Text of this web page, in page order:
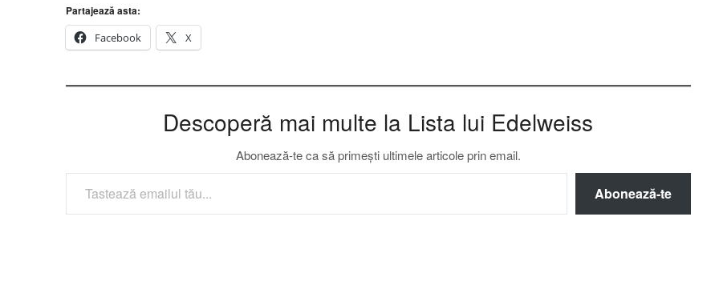
Partajează asta:
Facebook
X
Descoperă mai multe la Lista lui Edelweiss
Abonează-te ca să primești ultimele articole prin email.
TASTEAZĂ EMAILUL TĂU...
Abonează-te